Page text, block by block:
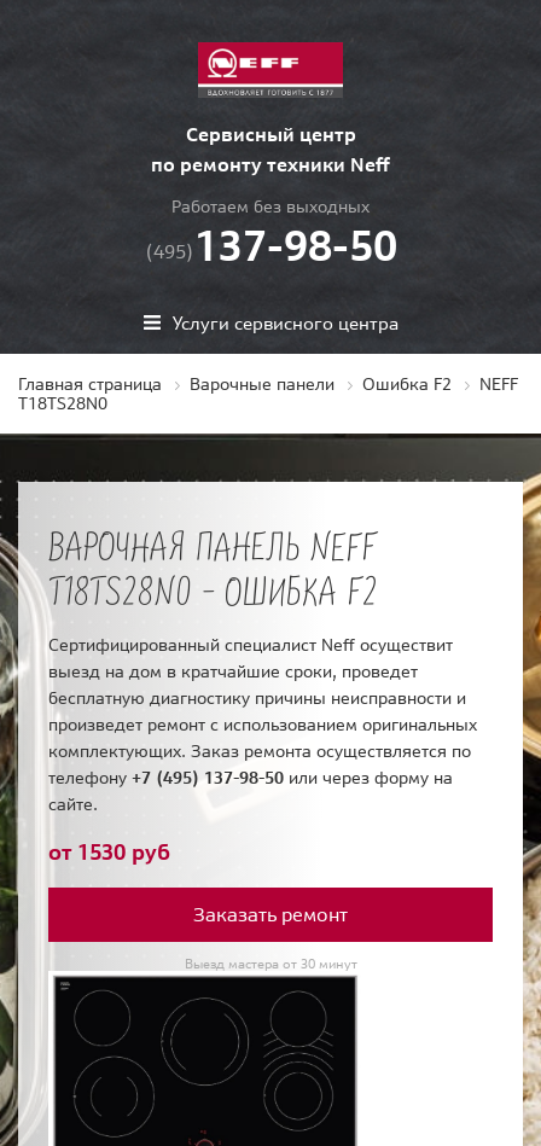
Сервисный центр
по ремонту техники Neff
Работаем без выходных
(495) 137-98-50
Услуги сервисного центра
Главная страница Варочные панели Ошибка F2
NEFF
T18TS28N0
ВАРОЧНАЯ ПАНЕЛЬ NEFF
T18TS28N0 - ОШИБКА F2
Сертифицированный специалист Neff осуществит
выезд на дом в кратчайшие сроки, проведет
бесплатную диагностику причины неисправности и
произведет ремонт с использованием оригинальных
комплектующих. Заказ ремонта осуществляется по
телефону +7 (495) 137-98-50 или через форму на
сайте.
от 1530 руб
Заказать ремонт
Выезд мастера от 30 минут